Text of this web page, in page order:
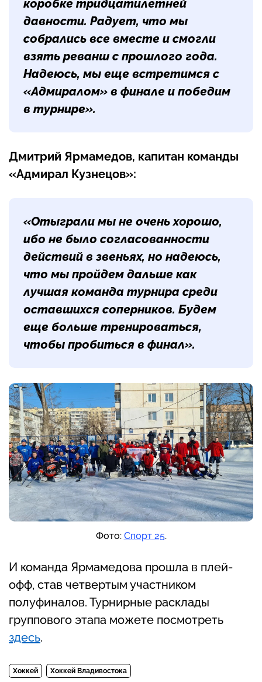
коробке тридцатилетней
давности. Радует, что мы
собрались все вместе и смогли
взять реванш с прошлого года.
Надеюсь, мы еще встретимся с
«Адмиралом» в финале и победим
в турнире».
Дмитрий Ярмамедов, капитан команды
«Адмирал Кузнецов»:
«Отыграли мы не очень хорошо,
ибо не было согласованности
действий в звеньях, но надеюсь,
что мы пройдем дальше как
лучшая команда турнира среди
оставшихся соперников. Будем
еще больше тренироваться,
чтобы пробиться в финал».
Фото: Спорт 25.
И команда Ярмамедова прошла в плей-
офф, став четвертым участником
полуфиналов. Турнирные расклады
группового этапа можете посмотреть
здесь.
Хоккей Хоккей Владивостока